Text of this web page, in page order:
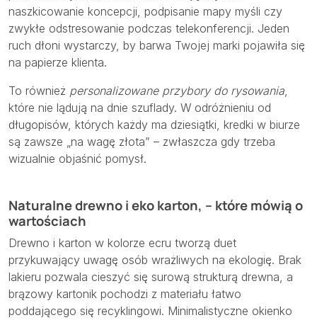
naszkicowanie koncepcji, podpisanie mapy myśli czy
zwykłe odstresowanie podczas telekonferencji. Jeden
ruch dłoni wystarczy, by barwa Twojej marki pojawiła się
na papierze klienta.
To również personalizowane przybory do rysowania,
które nie lądują na dnie szuflady. W odróżnieniu od
długopisów, których każdy ma dziesiątki, kredki w biurze
są zawsze „na wagę złota” – zwłaszcza gdy trzeba
wizualnie objaśnić pomysł.
Naturalne drewno i eko karton, – które mówią o
wartościach
Drewno i karton w kolorze ecru tworzą duet
przykuwający uwagę osób wrażliwych na ekologię. Brak
lakieru pozwala cieszyć się surową strukturą drewna, a
brązowy kartonik pochodzi z materiału łatwo
poddającego się recyklingowi. Minimalistyczne okienko